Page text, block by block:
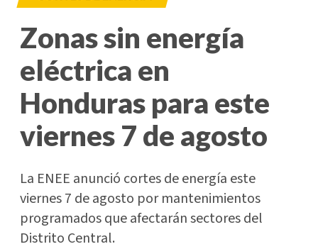
Zonas sin energía
eléctrica en
Honduras para este
viernes 7 de agosto
La ENEE anunció cortes de energía este
viernes 7 de agosto por mantenimientos
programados que afectarán sectores del
Distrito Central.